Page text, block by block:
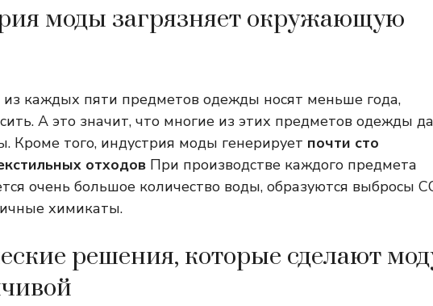
моды загрязняет окружающую
каждых пяти предметов одежды носят меньше года,
А это значит, что многие из этих предметов одежды
Кроме того, индустрия моды генерирует почти сто
отходов При производстве каждого предмета
очень большое количество воды, образуются выбросы
химикаты.
решения, которые сделают